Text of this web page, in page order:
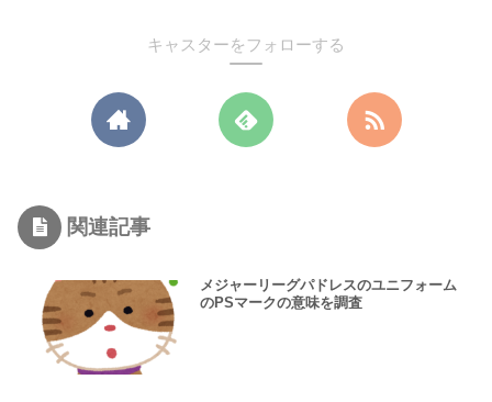
キャスターをフォローする
関連記事
メジャーリーグパドレスのユニフォーム
のPSマークの意味を調査